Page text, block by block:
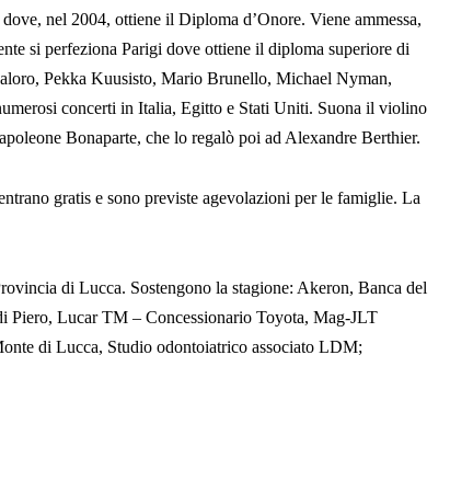
nel 2004, ottiene il Diploma d’Onore. Viene ammessa,
si perfeziona Parigi dove ottiene il diploma superiore di
Pekka Kuusisto, Mario Brunello, Michael Nyman,
concerti in Italia, Egitto e Stati Uniti. Suona il violino
Bonaparte, che lo regalò poi ad Alexandre Berthier.
gratis e sono previste agevolazioni per le famiglie. La
di Lucca. Sostengono la stagione: Akeron, Banca del
Piero, Lucar TM – Concessionario Toyota, Mag-JLT
di Lucca, Studio odontoiatrico associato LDM;